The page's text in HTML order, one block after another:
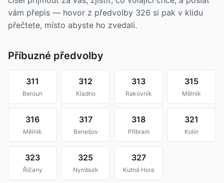
vám přepis — hovor z předvolby 326 si pak v klidu
přečtete, místo abyste ho zvedali.
Příbuzné předvolby
311
Beroun
312
Kladno
313
Rakovník
315
Mělník
316
Mělník
317
Benešov
318
Příbram
321
Kolín
323
Říčany
325
Nymburk
327
Kutná Hora